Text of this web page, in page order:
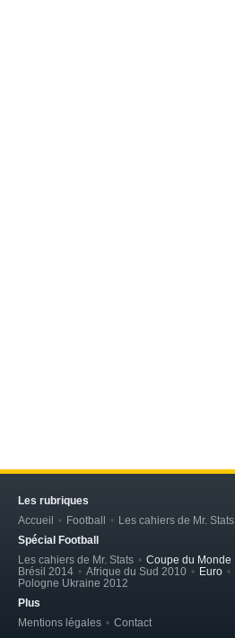
Les rubriques
Accueil
Football
Les cahiers de Mr. Stats
Spécial Football
Les cahiers de Mr. Stats
Coupe du Monde
Brésil 2014
Afrique du Sud 2010 Euro
Pologne Ukraine 2012
Plus
Mentions légales
Contact